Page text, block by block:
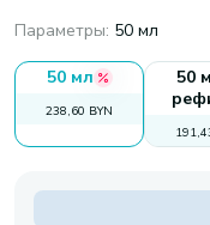
Параметры: 50 мл
50 мл
238,60 BYN
50